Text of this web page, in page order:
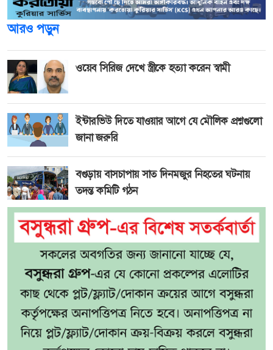
আরও পড়ুন
ওয়েব সিরিজ দেখে স্ত্রীকে হত্যা করেন স্বামী
ইন্টারভিউ দিতে যাওয়ার আগে যে মৌলিক প্রশ্নগুলো
জানা জরুরি
বগুড়ায় বাসচাপায় সাত দিনমজুর নিহতের ঘটনায়
তদন্ত কমিটি গঠন